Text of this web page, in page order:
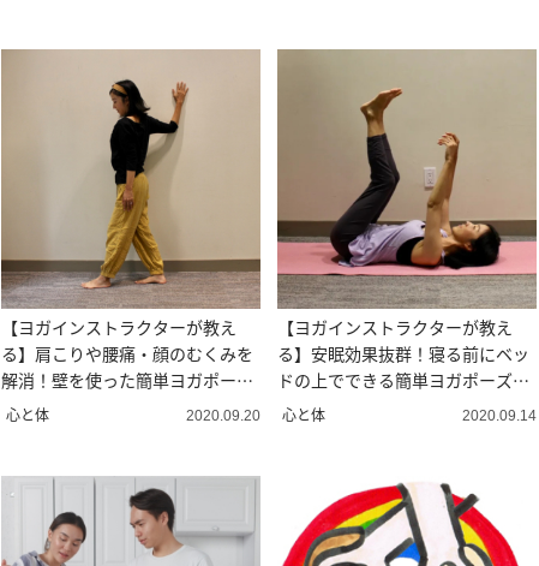
【ヨガインストラクターが教え
る】肩こりや腰痛・顔のむくみを
解消！壁を使った簡単ヨガポーズ
3選（上半身編）
心と体 2020.09.20
【ヨガインストラクターが教え
る】安眠効果抜群！寝る前にベッ
ドの上でできる簡単ヨガポーズ４
選
心と体 2020.09.14